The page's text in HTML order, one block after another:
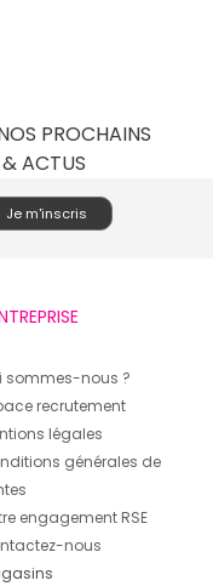
PROCHAINS
ACTUS
sommes-nous ?
recrutement
légales
générales de
engagement RSE
nous